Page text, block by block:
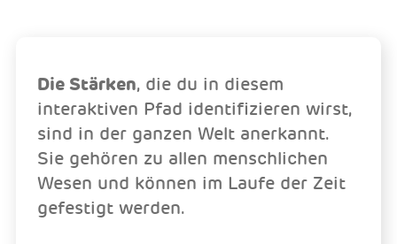
Die Stärken, die du in diesem
interaktiven Pfad identifizieren wirst,
sind in der ganzen Welt anerkannt.
Sie gehören zu allen menschlichen
Wesen und können im Laufe der Zeit
gefestigt werden.